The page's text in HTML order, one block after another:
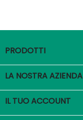
PRODOTTI
LA NOSTRA AZIENDA
IL TUO ACCOUNT